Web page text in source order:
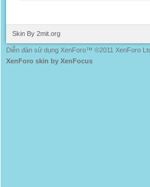
Skin By 2mit.org
Diễn đàn sử dụng XenForo™ ©2011 XenForo
XenForo skin by XenFocus